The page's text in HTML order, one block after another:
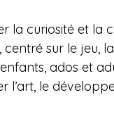
la curiosité et la
, centré sur le jeu,
ados et
l’art, le